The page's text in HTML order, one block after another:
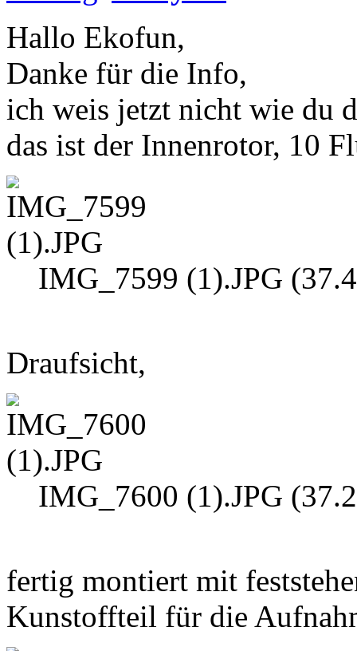
Hallo Ekofun,
Danke für die Info,
ich weis jetzt nicht wie du
das ist der Innenrotor, 10
IMG_7599 (1).JPG
Draufsicht,
IMG_7600 (1).JPG
fertig montiert mit
Kunstoffteil für die